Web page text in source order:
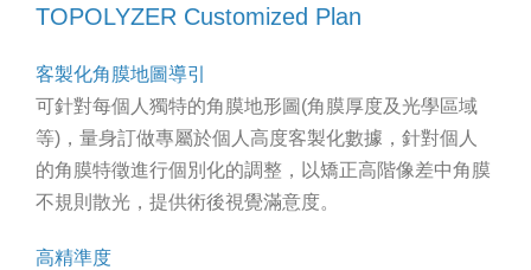
TOPOLYZER Customized Plan
客製化角膜地圖導引
可針對每個人獨特的角膜地形圖(角膜厚度及光學區域
等)，量身訂做專屬於個人高度客製化數據，針對個人
的角膜特徵進行個別化的調整，以矯正高階像差中角膜
不規則散光，提供術後視覺滿意度。
高精準度